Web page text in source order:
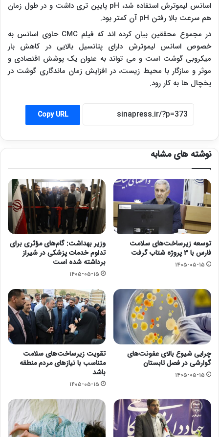
اسانس لیموترش استفاده شد، pH پایین تری داشت و در طول زمان
هم سرعت بالا رفتن pH آن کمتر بود.
در مجموع محققین بیان کرده اند که فیلمCMC حاوی اسانس به
خصوص اسانس لیموترش دارای پتانسیل بالایی در کاهش بار
میکروبی گوشت است و می تواند به عنوان یک پوشش اقتصادی و
موثر و سازگار با محیط زیست، در افزایش زمان ماندگاری گوشت در
یخچال ها به کار رود.
Copy URL
نوشته های مشابه
توسعه زیرساخت‌های سلامت
فارس با ۳ پروژه شتاب گرفت
۱۴۰۵-۰۵-۱۵
وزیر بهداشت: گام‌های مؤثری برای
تداوم خدمات پزشکی در شیراز
برداشته شده است
۱۴۰۵-۰۵-۱۵
چرایی شیوع بالای عفونت‌های
گوارشی در فصل تابستان
۱۴۰۵-۰۵-۱۵
تقویت زیرساخت‌های سلامت
متناسب با نیازهای مردم منطقه
باشد
۱۴۰۵-۰۵-۱۵